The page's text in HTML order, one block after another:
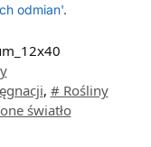
odmian'.
, # Rośliny
światło